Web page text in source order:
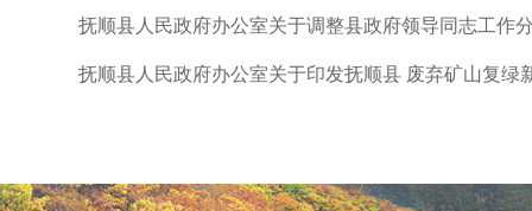
抚顺县人民政府办公室关于调整县政府领导同志工作
抚顺县人民政府办公室关于印发抚顺县 废弃矿山复绿